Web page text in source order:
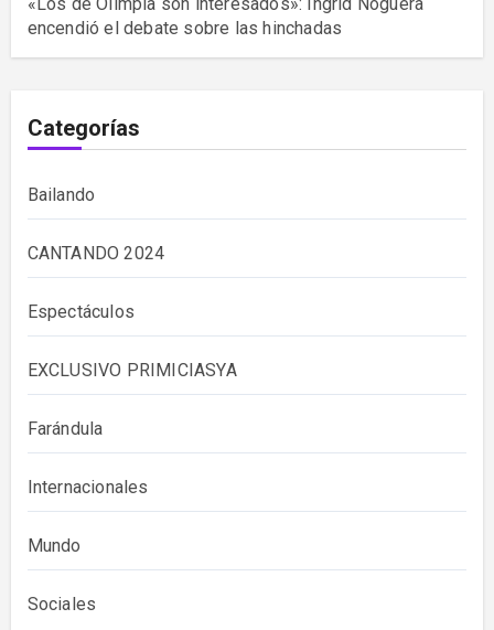
encendió el debate sobre las hinchadas
Categorías
Bailando
CANTANDO 2024
Espectáculos
EXCLUSIVO PRIMICIASYA
Farándula
Internacionales
Mundo
Sociales